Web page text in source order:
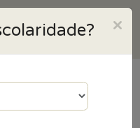
Geografia
×